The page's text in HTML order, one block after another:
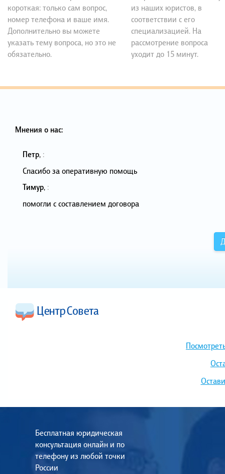
короткая: только сам вопрос,
номер телефона и ваше имя.
Дополнительно вы можете
указать тему вопроса, но это не
обязательно.
из наших юристов, в
соответствии с его
специализацией. На
рассмотрение вопроса
уходит до 15 минут.
Мнения о нас:
Петр, :
Спасибо за оперативную помощь
Тимур, :
помогли с составлением договора
Бесплатная юридическая
консультация онлайн и по
телефону из любой точки
России